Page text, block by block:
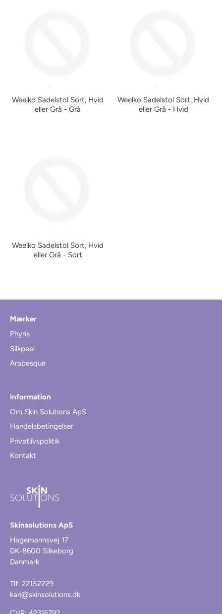
Weelko Sadelstol Sort, Hvid
eller Grå - Grå
Weelko Sadelstol Sort, Hvid
eller Grå - Hvid
Weelko Sadelstol Sort, Hvid
eller Grå - Sort
Mærker
Phyris
Silkpeel
Arabesque
Information
Om Skin Solutions ApS
Handelsbetingelser
Privatlivspolitik
Kontakt
Skinsolutions ApS
Hagemannsvej 17
DK-8600 Silkeborg
Danmark
Tlf. 22152229
kari@skinsolutions.dk